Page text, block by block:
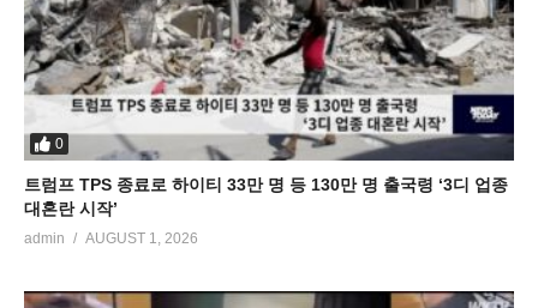
0
트럼프 TPS 종료로 하이티 33만 명 등 130만 명 출국령 ‘3디 업종
대혼란 시작’
admin AUGUST 1, 2026